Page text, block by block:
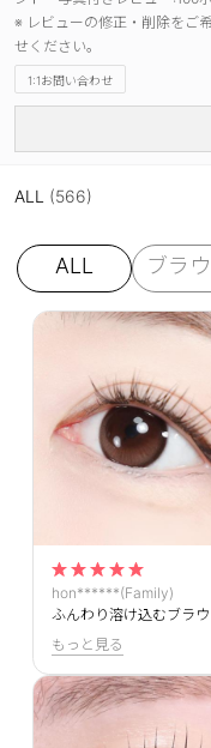
※ レビューの修正・削除をご
せください。
1:1お問い合わせ
ALL (566)
ALL ブラ
hon******(Family)
もっと見る